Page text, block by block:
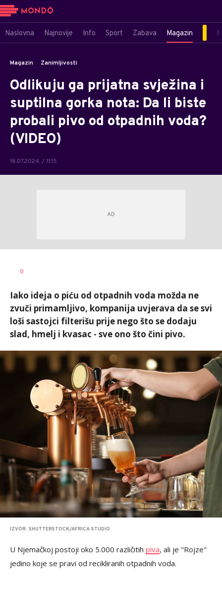
Naslovna Najnovije Info Sport Zabava Magazin
Magazin Zanimljivosti
Odlikuju ga prijatna svježina i
suptilna gorka nota: Da li biste
probali pivo od otpadnih voda?
(VIDEO)
18.07.2024. / 11:15
AUTOR
0
Iako ideja o piću od otpadnih voda možda ne
zvuči primamljivo, kompanija uvjerava da se svi
loši sastojci filterišu prije nego što se dodaju
slad, hmelj i kvasac - sve ono što čini pivo.
IZVOR: SHUTTERSTOCK/AFRICA STUDIO
U Njemačkoj postoji oko 5.000 različitih piva, ali je "Rojze"
jedino koje se pravi od recikliranih otpadnih voda.